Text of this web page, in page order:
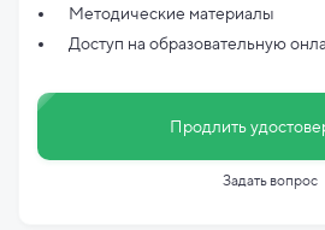
Методические материалы
Доступ на образовательную
Продлить
Задать вопрос